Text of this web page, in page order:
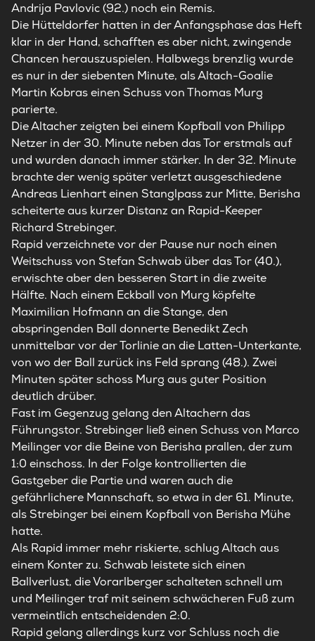
Andrija Pavlovic (92.) noch ein Remis.
Die Hütteldorfer hatten in der Anfangsphase das Heft
klar in der Hand, schafften es aber nicht, zwingende
Chancen herauszuspielen. Halbwegs brenzlig wurde
es nur in der siebenten Minute, als Altach-Goalie
Martin Kobras einen Schuss von Thomas Murg
parierte.
Die Altacher zeigten bei einem Kopfball von Philipp
Netzer in der 30. Minute neben das Tor erstmals auf
und wurden danach immer stärker. In der 32. Minute
brachte der wenig später verletzt ausgeschiedene
Andreas Lienhart einen Stanglpass zur Mitte, Berisha
scheiterte aus kurzer Distanz an Rapid-Keeper
Richard Strebinger.
Rapid verzeichnete vor der Pause nur noch einen
Weitschuss von Stefan Schwab über das Tor (40.),
erwischte aber den besseren Start in die zweite
Hälfte. Nach einem Eckball von Murg köpfelte
Maximilian Hofmann an die Stange, den
abspringenden Ball donnerte Benedikt Zech
unmittelbar vor der Torlinie an die Latten-Unterkante,
von wo der Ball zurück ins Feld sprang (48.). Zwei
Minuten später schoss Murg aus guter Position
deutlich drüber.
Fast im Gegenzug gelang den Altachern das
Führungstor. Strebinger ließ einen Schuss von Marco
Meilinger vor die Beine von Berisha prallen, der zum
1:0 einschoss. In der Folge kontrollierten die
Gastgeber die Partie und waren auch die
gefährlichere Mannschaft, so etwa in der 61. Minute,
als Strebinger bei einem Kopfball von Berisha Mühe
hatte.
Als Rapid immer mehr riskierte, schlug Altach aus
einem Konter zu. Schwab leistete sich einen
Ballverlust, die Vorarlberger schalteten schnell um
und Meilinger traf mit seinem schwächeren Fuß zum
vermeintlich entscheidenden 2:0.
Rapid gelang allerdings kurz vor Schluss noch die